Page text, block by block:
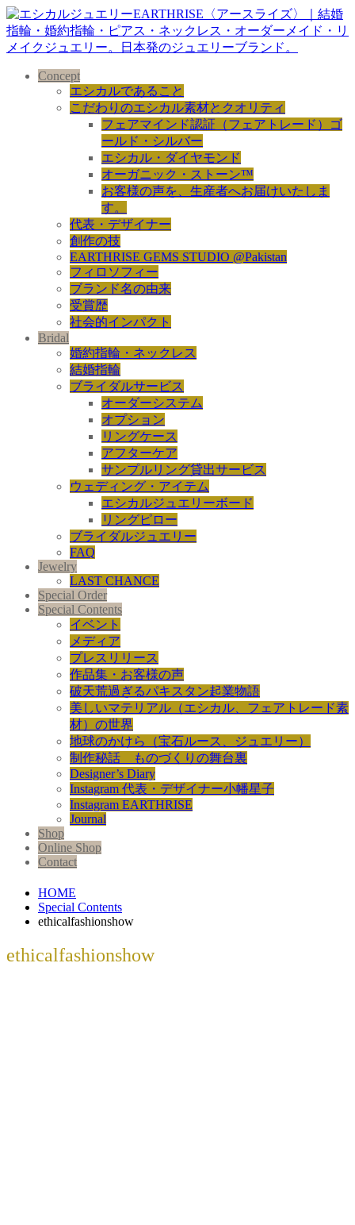
Concept
エシカルであること
こだわりのエシカル素材とクオリティ
フェアマインド認証（フェアトレード）ゴ
ールド・シルバー
エシカル・ダイヤモンド
オーガニック・ストーン™
お客様の声を、生産者へお届けいたしま
す。
代表・デザイナー
創作の技
EARTHRISE GEMS STUDIO @Pakistan
フィロソフィー
ブランド名の由来
受賞歴
社会的インパクト
Bridal
婚約指輪・ネックレス
結婚指輪
ブライダルサービス
オーダーシステム
オプション
リングケース
アフターケア
サンプルリング貸出サービス
ウェディング・アイテム
エシカルジュエリーボード
リングピロー
ブライダルジュエリー
FAQ
Jewelry
LAST CHANCE
Special Order
Special Contents
イベント
メディア
プレスリリース
作品集・お客様の声
破天荒過ぎるパキスタン起業物語
美しいマテリアル（エシカル、フェアトレード素
材）の世界
地球のかけら（宝石ルース、ジュエリー）
制作秘話 ものづくりの舞台裏
Designer’s Diary
Instagram 代表・デザイナー小幡星子
Instagram EARTHRISE
Journal
Shop
Online Shop
Contact
HOME
Special Contents
ethicalfashionshow
ethicalfashionshow